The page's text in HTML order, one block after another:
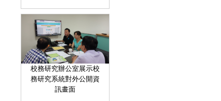
校務研究辦公室展示校
務研究系統對外公開資
訊畫面